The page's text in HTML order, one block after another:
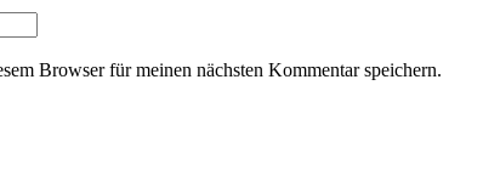
Browser für meinen nächsten Kommentar speichern.